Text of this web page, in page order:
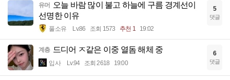
유머
오늘 바람 많이 불고 하늘에 구름 경계선이
선명한 이유
풀소유 Lv.86 조회 1573 추천 1 19:02
5
댓글
계층 드디어 ㅈ같은 이중 열돔 해체 중
입사 Lv.94 조회 2618 19:00
6
댓글